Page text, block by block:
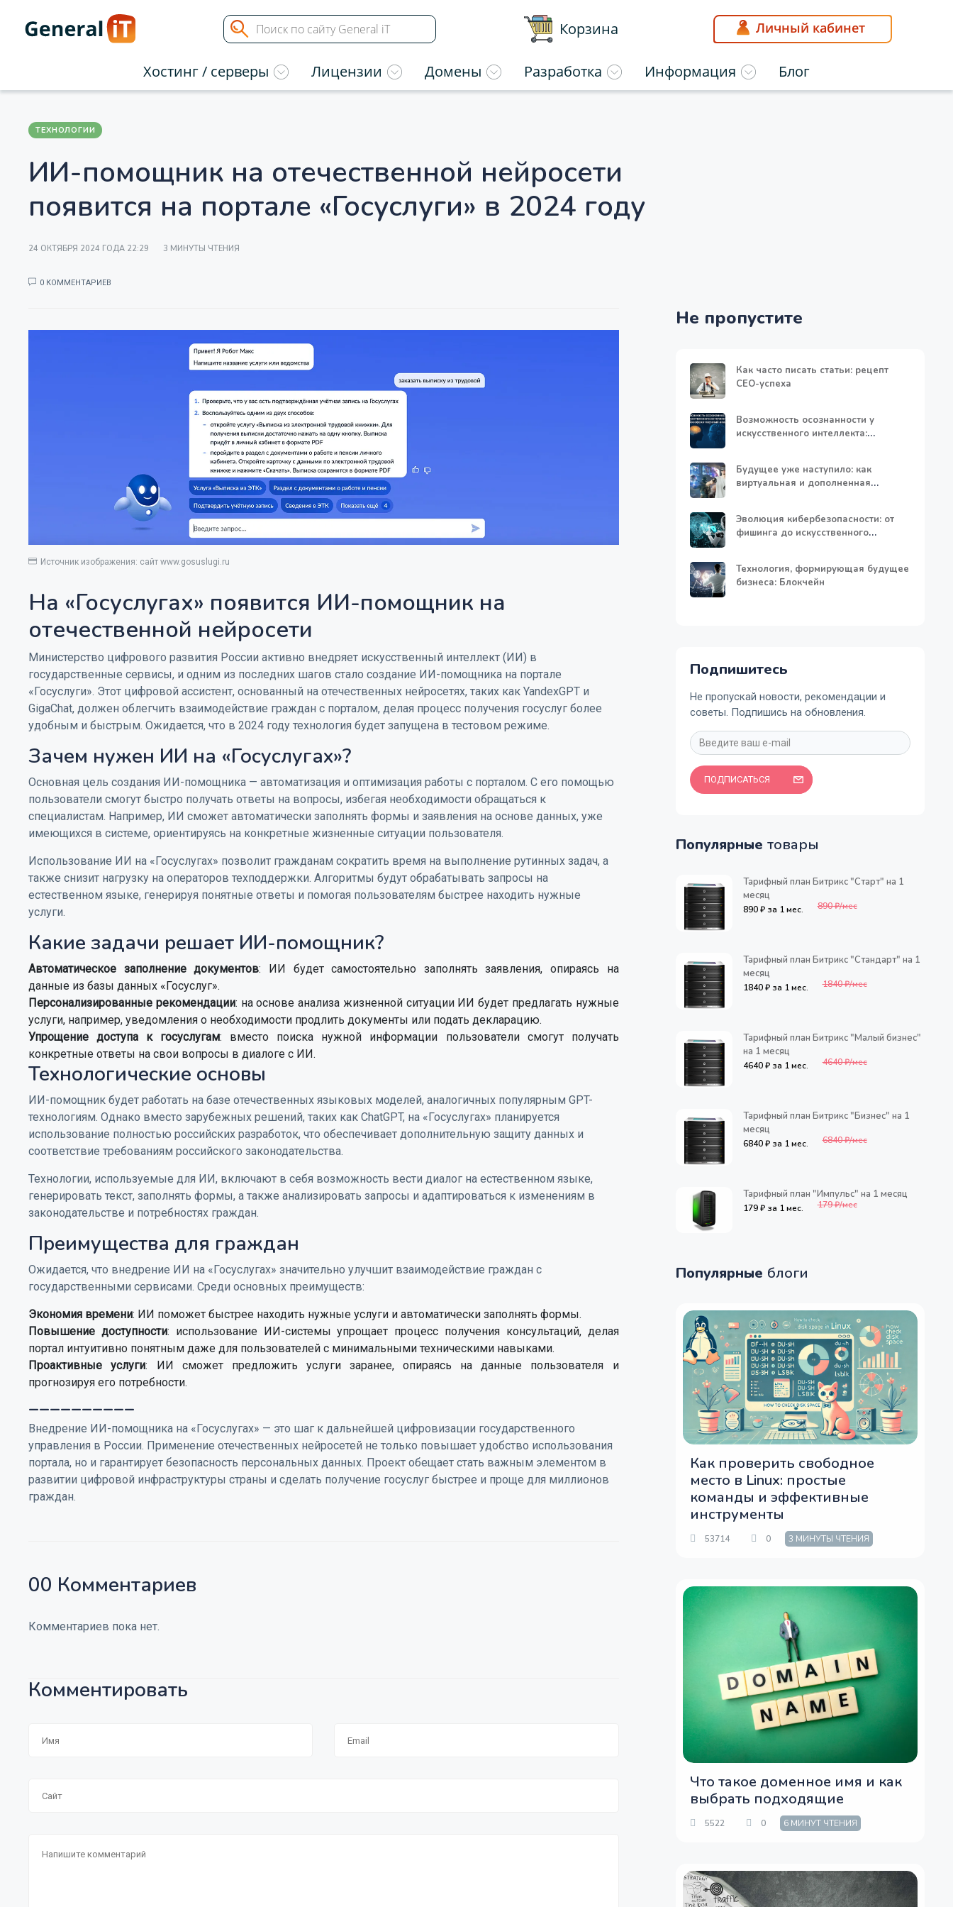
Корзина Личный кабинет
Хостинг / серверы Лицензии Домены Разработка Информация Блог
ТЕХНОЛОГИИ
ИИ-помощник на отечественной нейросети
появится на портале «Госуслуги» в 2024 году
24 ОКТЯБРЯ 2024 ГОДА 22:29 3 МИНУТЫ ЧТЕНИЯ
0 КОММЕНТАРИЕВ
Источник изображения: сайт www.gosuslugi.ru
На «Госуслугах» появится ИИ-помощник на
отечественной нейросети
Министерство цифрового развития России активно внедряет искусственный интеллект (ИИ) в
государственные сервисы, и одним из последних шагов стало создание ИИ-помощника на портале
«Госуслуги». Этот цифровой ассистент, основанный на отечественных нейросетях, таких как YandexGPT и
GigaChat, должен облегчить взаимодействие граждан с порталом, делая процесс получения госуслуг более
удобным и быстрым. Ожидается, что в 2024 году технология будет запущена в тестовом режиме.
Зачем нужен ИИ на «Госуслугах»?
Основная цель создания ИИ-помощника — автоматизация и оптимизация работы с порталом. С его помощью
пользователи смогут быстро получать ответы на вопросы, избегая необходимости обращаться к
специалистам. Например, ИИ сможет автоматически заполнять формы и заявления на основе данных, уже
имеющихся в системе, ориентируясь на конкретные жизненные ситуации пользователя.
Использование ИИ на «Госуслугах» позволит гражданам сократить время на выполнение рутинных задач, а
также снизит нагрузку на операторов техподдержки. Алгоритмы будут обрабатывать запросы на
естественном языке, генерируя понятные ответы и помогая пользователям быстрее находить нужные
услуги.
Какие задачи решает ИИ-помощник?
Автоматическое заполнение документов: ИИ будет самостоятельно заполнять заявления, опираясь на
данные из базы данных «Госуслуг».
Персонализированные рекомендации: на основе анализа жизненной ситуации ИИ будет предлагать нужные
услуги, например, уведомления о необходимости продлить документы или подать декларацию.
Упрощение доступа к госуслугам: вместо поиска нужной информации пользователи смогут получать
конкретные ответы на свои вопросы в диалоге с ИИ.
Технологические основы
ИИ-помощник будет работать на базе отечественных языковых моделей, аналогичных популярным GPT-
технологиям. Однако вместо зарубежных решений, таких как ChatGPT, на «Госуслугах» планируется
использование полностью российских разработок, что обеспечивает дополнительную защиту данных и
соответствие требованиям российского законодательства.
Технологии, используемые для ИИ, включают в себя возможность вести диалог на естественном языке,
генерировать текст, заполнять формы, а также анализировать запросы и адаптироваться к изменениям в
законодательстве и потребностях граждан.
Преимущества для граждан
Ожидается, что внедрение ИИ на «Госуслугах» значительно улучшит взаимодействие граждан с
государственными сервисами. Среди основных преимуществ:
Экономия времени: ИИ поможет быстрее находить нужные услуги и автоматически заполнять формы.
Повышение доступности: использование ИИ-системы упрощает процесс получения консультаций, делая
портал интуитивно понятным даже для пользователей с минимальными техническими навыками.
Проактивные услуги: ИИ сможет предложить услуги заранее, опираясь на данные пользователя и
прогнозируя его потребности.
__________
Внедрение ИИ-помощника на «Госуслугах» — это шаг к дальнейшей цифровизации государственного
управления в России. Применение отечественных нейросетей не только повышает удобство использования
портала, но и гарантирует безопасность персональных данных. Проект обещает стать важным элементом в
развитии цифровой инфраструктуры страны и сделать получение госуслуг быстрее и проще для миллионов
граждан.
00 Комментариев
Комментариев пока нет.
Комментировать
Не пропустите
Как часто писать статьи: рецепт
СЕО-успеха
Возможность осознанности у
искусственного интеллекта:
Будущее уже наступило: как
виртуальная и дополненная
Эволюция кибербезопасности: от
фишинга до искусственного
Технология, формирующая будущее
бизнеса: Блокчейн
Подпишитесь
Не пропускай новости, рекомендации и
советы. Подпишись на обновления.
ПОДПИСАТЬСЯ
Популярные товары
Тарифный план Битрикс "Старт" на 1
месяц
890 ₽ за 1 мес. 890 ₽/мес
Тарифный план Битрикс "Стандарт" на 1
месяц
1840 ₽ за 1 мес. 1840 ₽/мес
Тарифный план Битрикс "Малый бизнес"
на 1 месяц
4640 ₽ за 1 мес. 4640 ₽/мес
Тарифный план Битрикс "Бизнес" на 1
месяц
6840 ₽ за 1 мес. 6840 ₽/мес
Тарифный план "Импульс" на 1 месяц
179 ₽ за 1 мес. 179 ₽/мес
Популярные блоги
Как проверить свободное
место в Linux: простые
команды и эффективные
инструменты
53714 0 3 МИНУТЫ ЧТЕНИЯ
Что такое доменное имя и как
выбрать подходящие
5522 0 6 МИНУТ ЧТЕНИЯ